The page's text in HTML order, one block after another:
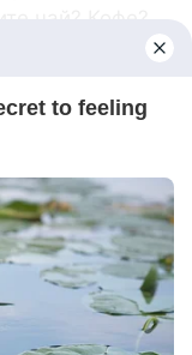
головой
Подобные
сериалах,
И никак не
Три комнаты,
на пруд.